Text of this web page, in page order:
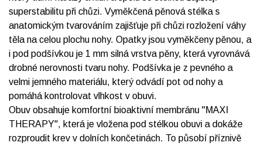
superstabilitu při chůzi. Vyměkčená pěnová stélka s
anatomickým tvarováním zajišťuje při chůzi rozložení váhy
těla na celou plochu nohy. Opatky jsou vyměkčeny pěnou, a
i pod podšívkou je 1 mm silná vrstva pěny, která vyrovnává
drobné nerovnosti tvaru nohy. Podšívka je z pevného a
velmi jemného materiálu, který odvádí pot od nohy a
pomáhá kontrolovat vlhkost v obuvi.
Obuv obsahuje komfortní bioaktivní membránu "MAXI
THERAPY", která je vložena pod stélkou obuvi a dokáže
rozproudit krev v dolních končetinách. To působí příznivě